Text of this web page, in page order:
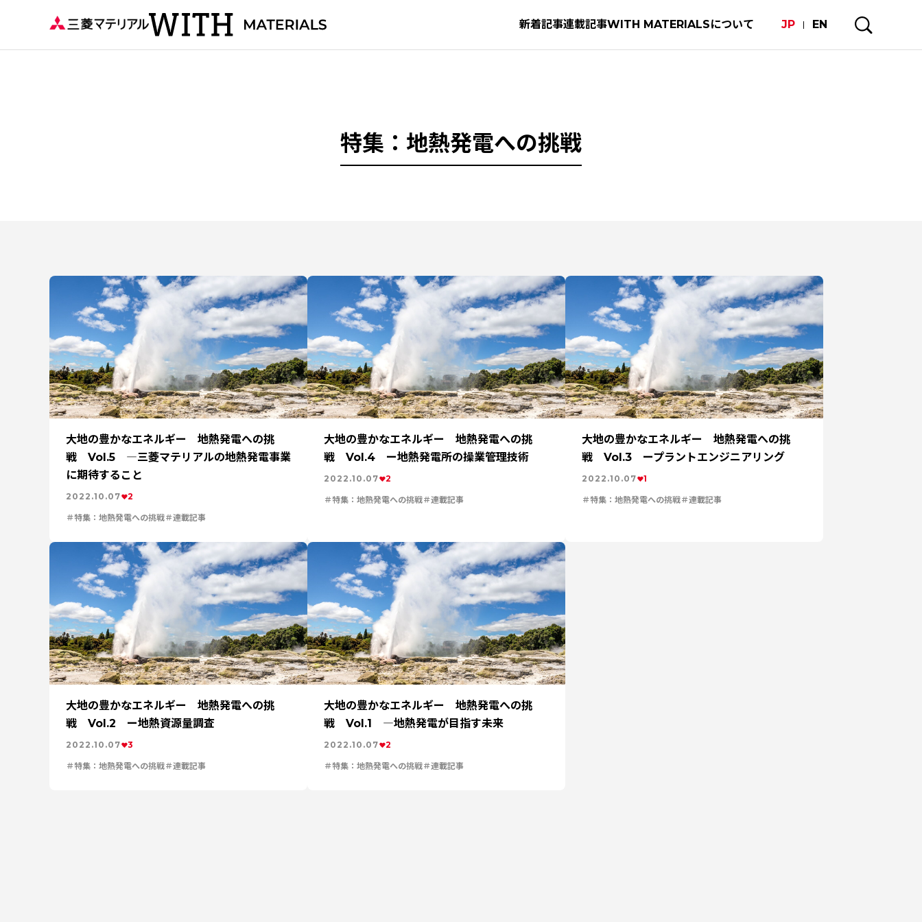
新着記事連載記事WITH MATERIALSについて JP EN
特集：可能性の素材「タングステン」を世界へ 事業 特集：世界のものづくりの力になる 特集：循環に価値を。 健康経営 価値観
森とマテリアル
特集：地熱発電への挑戦
MYSTORY 社会をつくる素材の力 特集：都市鉱山に挑む 特集：技術の力で未来をつくる
特集：カーボンニュートラルに挑む
電気鉛
特集：進化する銅 三菱マテリアルのある街を訪ねて 特集：金属と社会を、クリーンにつくり出す
特集：限りある金属資源を、未来につなぐ。
Rycycling
安全への取り組み 特集：人と社会と地球のために ソザイのヒミツ 特集：自動車・半導体の進化を担う 電気銅
resource circulation
特集：地熱発電への挑戦
大地の豊かなエネルギー 地熱発電への挑
戦 Vol.5 ―三菱マテリアルの地熱発電事業
に期待すること
2022.10.07 2
特集：地熱発電への挑戦 連載記事
大地の豊かなエネルギー 地熱発電への挑
戦 Vol.4 ー地熱発電所の操業管理技術
2022.10.07 2
特集：地熱発電への挑戦 連載記事
大地の豊かなエネルギー 地熱発電への挑
戦 Vol.3 ープラントエンジニアリング
2022.10.07 1
特集：地熱発電への挑戦 連載記事
大地の豊かなエネルギー 地熱発電への挑
戦 Vol.2 ー地熱資源量調査
2022.10.07 3
特集：地熱発電への挑戦 連載記事
大地の豊かなエネルギー 地熱発電への挑
戦 Vol.1 ―地熱発電が目指す未来
2022.10.07 2
特集：地熱発電への挑戦 連載記事